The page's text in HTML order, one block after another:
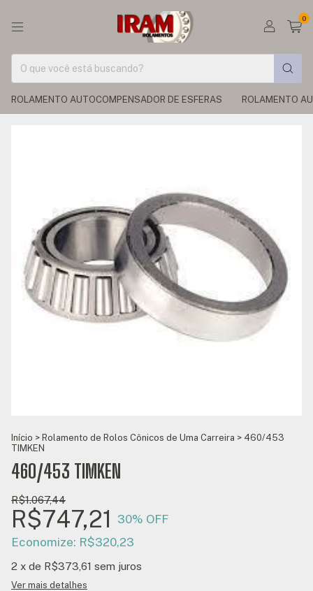
0
ROLAMENTO AUTOCOMPENSADOR DE ESFERAS ROLAMENTO
Início > Rolamento de Rolos Cônicos de Uma Carreira > 460/453
TIMKEN
460/453 TIMKEN
R$1.067,44
R$747,21 30% OFF
Economize: R$320,23
2 x de R$373,61 sem juros
Ver mais detalhes